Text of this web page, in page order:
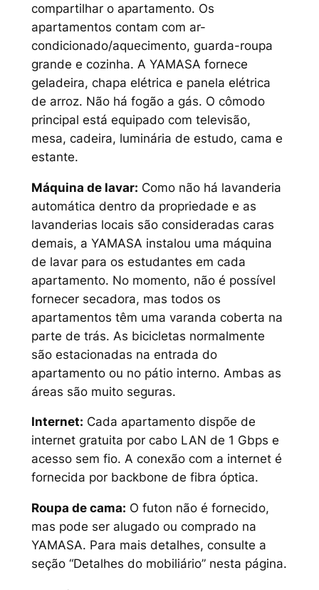
compartilhar o apartamento. Os
apartamentos contam com ar-
condicionado/aquecimento, guarda-roupa
grande e cozinha. A YAMASA fornece
geladeira, chapa elétrica e panela elétrica
de arroz. Não há fogão a gás. O cômodo
principal está equipado com televisão,
mesa, cadeira, luminária de estudo, cama e
estante.
Máquina de lavar: Como não há lavanderia
automática dentro da propriedade e as
lavanderias locais são consideradas caras
demais, a YAMASA instalou uma máquina
de lavar para os estudantes em cada
apartamento. No momento, não é possível
fornecer secadora, mas todos os
apartamentos têm uma varanda coberta na
parte de trás. As bicicletas normalmente
são estacionadas na entrada do
apartamento ou no pátio interno. Ambas as
áreas são muito seguras.
Internet: Cada apartamento dispõe de
internet gratuita por cabo LAN de 1 Gbps e
acesso sem fio. A conexão com a internet é
fornecida por backbone de fibra óptica.
Roupa de cama: O futon não é fornecido,
mas pode ser alugado ou comprado na
YAMASA. Para mais detalhes, consulte a
seção “Detalhes do mobiliário” nesta página.